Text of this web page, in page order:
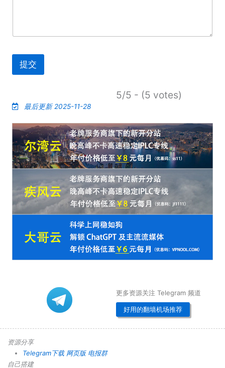
提交
5/5 - (5 votes)
最后更新 2025-11-28
更多资源关注 Telegram 频道
好用的翻墙机场推荐
资源分享
Telegram下载 网页版 电报群
自己搭建